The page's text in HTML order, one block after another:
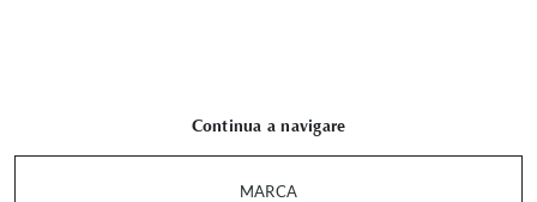
Continua a navigare
MARCA